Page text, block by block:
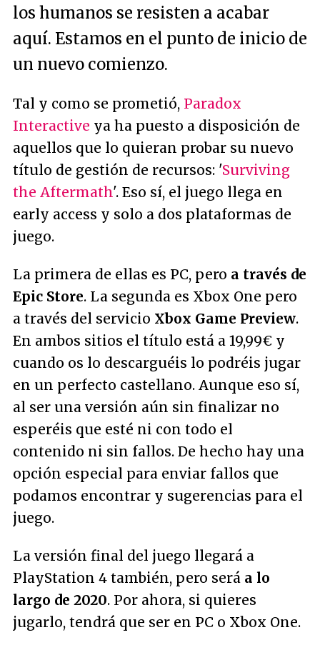
los humanos se resisten a acabar
aquí. Estamos en el punto de inicio de
un nuevo comienzo.
Tal y como se prometió, Paradox
Interactive ya ha puesto a disposición de
aquellos que lo quieran probar su nuevo
título de gestión de recursos: 'Surviving
the Aftermath'. Eso sí, el juego llega en
early access y solo a dos plataformas de
juego.
La primera de ellas es PC, pero a través de
Epic Store. La segunda es Xbox One pero
a través del servicio Xbox Game Preview.
En ambos sitios el título está a 19,99€ y
cuando os lo descarguéis lo podréis jugar
en un perfecto castellano. Aunque eso sí,
al ser una versión aún sin finalizar no
esperéis que esté ni con todo el
contenido ni sin fallos. De hecho hay una
opción especial para enviar fallos que
podamos encontrar y sugerencias para el
juego.
La versión final del juego llegará a
PlayStation 4 también, pero será a lo
largo de 2020. Por ahora, si quieres
jugarlo, tendrá que ser en PC o Xbox One.